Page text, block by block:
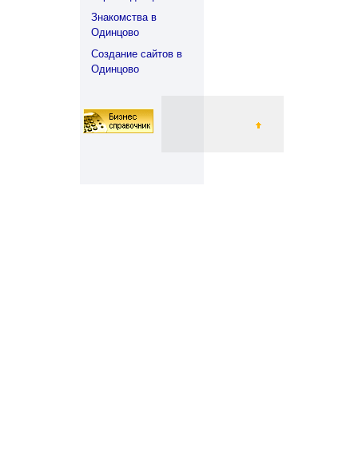
Знакомства в
Одинцово
Создание сайтов в
Одинцово